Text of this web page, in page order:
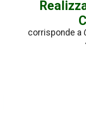
corrisponde a